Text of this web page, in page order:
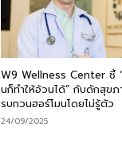
W9 Wellness Center ชี้
นก็ทำให้อ้วนได้” กับดักสุข
รบกวนฮอร์โมนโดยไม่รู้ตัว
24/09/2025